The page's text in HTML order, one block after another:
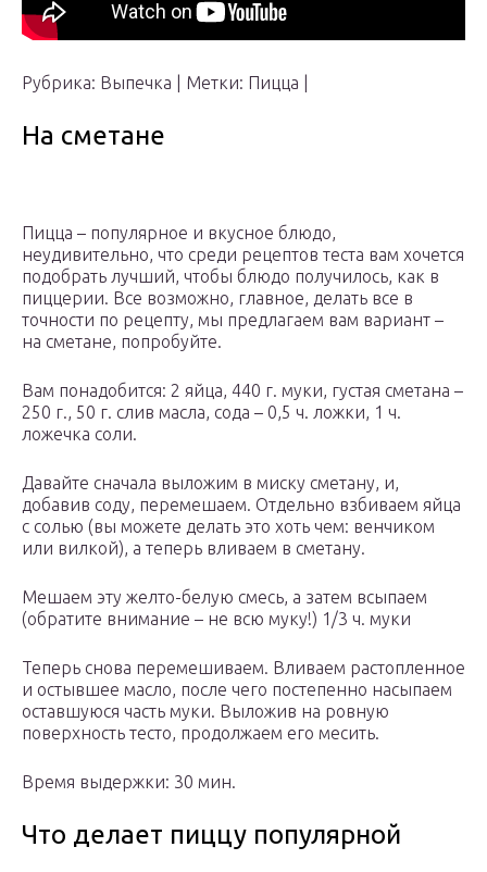
Рубрика: Выпечка | Метки: Пицца |
На сметане
Пицца – популярное и вкусное блюдо,
неудивительно, что среди рецептов теста вам хочется
подобрать лучший, чтобы блюдо получилось, как в
пиццерии. Все возможно, главное, делать все в
точности по рецепту, мы предлагаем вам вариант –
на сметане, попробуйте.
Вам понадобится: 2 яйца, 440 г. муки, густая сметана –
250 г., 50 г. слив масла, сода – 0,5 ч. ложки, 1 ч.
ложечка соли.
Давайте сначала выложим в миску сметану, и,
добавив соду, перемешаем. Отдельно взбиваем яйца
с солью (вы можете делать это хоть чем: венчиком
или вилкой), а теперь вливаем в сметану.
Мешаем эту желто-белую смесь, а затем всыпаем
(обратите внимание – не всю муку!) 1/3 ч. муки
Теперь снова перемешиваем. Вливаем растопленное
и остывшее масло, после чего постепенно насыпаем
оставшуюся часть муки. Выложив на ровную
поверхность тесто, продолжаем его месить.
Время выдержки: 30 мин.
Что делает пиццу популярной